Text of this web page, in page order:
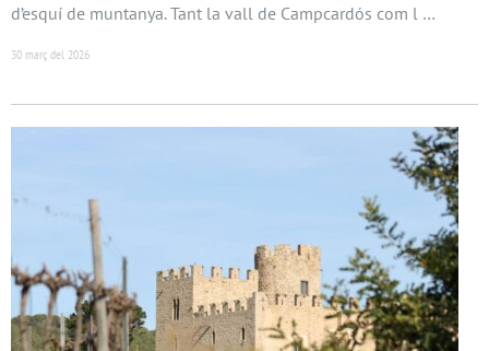
d’esquí de muntanya. Tant la vall de Campcardós com l …
30 març del 2026